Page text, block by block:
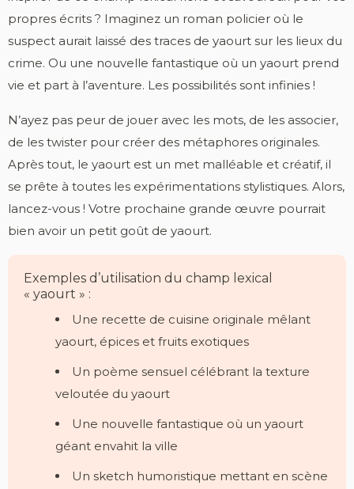
propres écrits ? Imaginez un roman policier où le
suspect aurait laissé des traces de yaourt sur les lieux du
crime. Ou une nouvelle fantastique où un yaourt prend
vie et part à l’aventure. Les possibilités sont infinies !
N’ayez pas peur de jouer avec les mots, de les associer,
de les twister pour créer des métaphores originales.
Après tout, le yaourt est un met malléable et créatif, il
se prête à toutes les expérimentations stylistiques. Alors,
lancez-vous ! Votre prochaine grande œuvre pourrait
bien avoir un petit goût de yaourt.
Exemples d’utilisation du champ lexical
« yaourt » :
Une recette de cuisine originale mêlant
yaourt, épices et fruits exotiques
Un poème sensuel célébrant la texture
veloutée du yaourt
Une nouvelle fantastique où un yaourt
géant envahit la ville
Un sketch humoristique mettant en scène